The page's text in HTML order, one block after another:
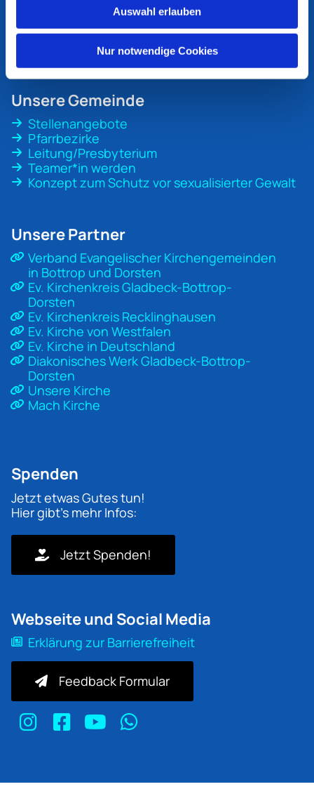
Auswahl erlauben
Nur notwendige Cookies
ev-kirche-bottrop@ekvw.de
Unsere Gemeinde
Stellenangebote
Pfarrbezirke
Leitung/Presbyterium
Teamer*in werden
Konzept zum Schutz vor sexualisierter Gewalt
Unsere Partner
Verband Evangelischer Kirchengemeinden
in Bottrop und Dorsten
Ev. Kirchenkreis Gladbeck-Bottrop-
Dorsten
Ev. Kirchenkreis Recklinghausen
Ev. Kirche von Westfalen
Ev. Kirche in Deutschland
Diakonisches Werk Gladbeck-Bottrop-
Dorsten
Unsere Kirche
Mach Kirche
Spenden
Jetzt etwas Gutes tun!
Hier gibt's mehr Infos:
Jetzt Spenden!
Webseite und Social Media
Erklärung zur Barrierefreiheit
Feedback Formular